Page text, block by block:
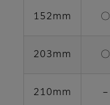
152mm 〇
203mm 〇
210mm －